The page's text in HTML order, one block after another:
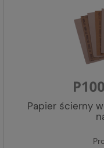
Papier ścierny